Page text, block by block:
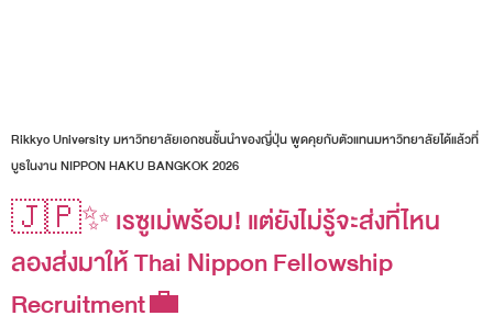
Rikkyo University มหาวิทยาลัยเอกชนชั้นนำของญี่ปุ่น พูดคุยกับตัวแทนมหาวิทยาลัยได้แล้วที่
บูธในงาน NIPPON HAKU BANGKOK 2026
🇯🇵✨ เรซูเม่พร้อม! แต่ยังไม่รู้จะส่งที่ไหน
ลองส่งมาให้ Thai Nippon Fellowship
Recruitment💼